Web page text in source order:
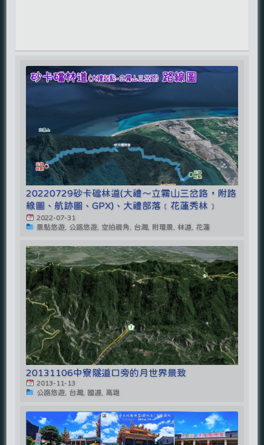
20220729砂卡礑林道(大禮～立霧山三岔路，附路
線圖、航跡圖、GPX)、大禮部落﹝花蓮秀林﹞
2022-07-31
景點悠遊, 公路悠遊, 空拍視角, 台灣, 附環景, 林道, 花蓮
20131106中寮隧道口旁的月世界景致
2013-11-13
公路悠遊, 台灣, 國道, 高雄